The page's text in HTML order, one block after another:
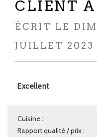
CLIENT A
ÉCRIT LE
JUILLET 2023
Excellent
Cuisine :
Rapport qualité / prix :